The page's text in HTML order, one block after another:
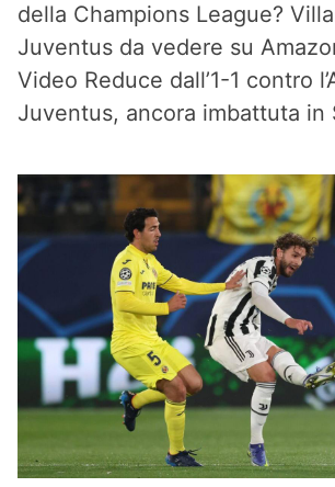
della Champions League?
Juventus da vedere su
Video Reduce dall’1-1 contro
Juventus, ancora imbattuta in